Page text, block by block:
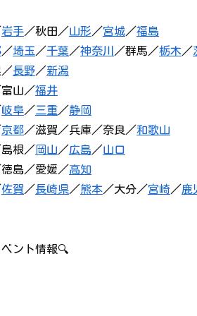
岩手／秋田／山形／宮城 ／福島
／埼玉 ／千葉 ／神奈川 ／群馬／栃木 ／
長野／新潟
山／福井
岐阜／三重／静岡
京都／滋賀／兵庫／奈良／和歌山
島根／ 岡山 ／広島／山口
徳島／愛媛／高知
佐賀 ／長崎県／熊本／大分／宮崎 ／鹿
ント情報🔍